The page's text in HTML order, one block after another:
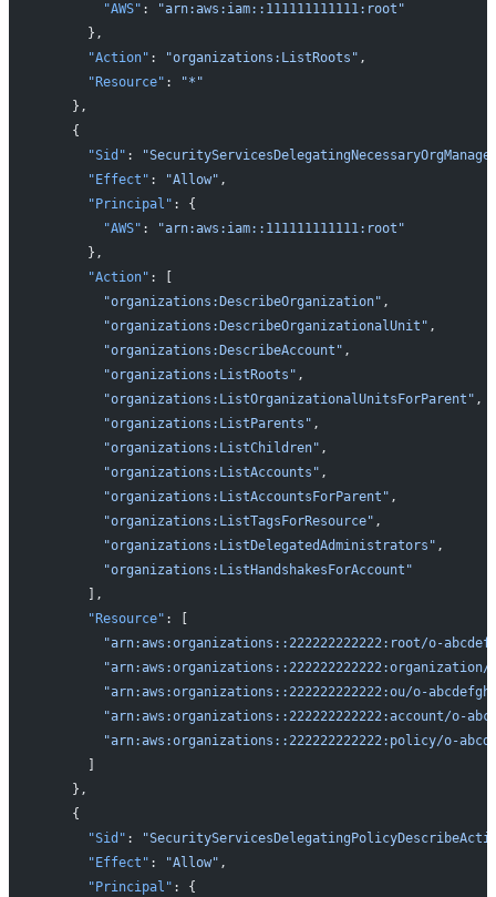
        "AWS"
:
"arn:aws:iam::111111111111:root"
      },
      "Action"
: "organizations:ListRoots" ,
      "Resource"
:
"*"
    },
    {
      "Sid"
:
      "Effect"
: "Allow" ,
      "Principal"
: {
        "AWS"
:
"arn:aws:iam::111111111111:root"
      },
      "Action"
: [
        "organizations:DescribeOrganization"
,
        "organizations:DescribeOrganizationalUnit"
,
        "organizations:DescribeAccount"
,
        "organizations:ListRoots"
,
        "organizations:ListOrganizationalUnitsForParent"
,
        "organizations:ListParents"
,
        "organizations:ListChildren"
,
        "organizations:ListAccounts"
,
        "organizations:ListAccountsForParent"
,
        "organizations:ListTagsForResource"
,
        "organizations:ListDelegatedAdministrators"
,
        "organizations:ListHandshakesForAccount"
      ],
      "Resource"
: [
"arn:aws:organizations::222222222222:root/o-
"arn:aws:organizations::222222222222:organization/
"arn:aws:organizations::222222222222:ou/o-
"arn:aws:organizations::222222222222:account/o-
"arn:aws:organizations::222222222222:policy/o-
    },
    {
      "Sid"
:
      "Effect"
: "Allow" ,
      "Principal"
: {